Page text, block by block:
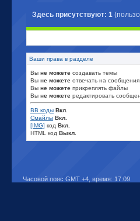
Здесь присутствуют: 1
Ваши права в разделе
Вы не можете создавать темы
Вы не можете отвечать на сообщения
Вы не можете прикреплять файлы
Вы не можете редактировать
BB коды Вкл.
Смайлы Вкл.
[IMG] код Вкл.
HTML код Выкл.
Часовой пояс GMT +4, время: 17:09